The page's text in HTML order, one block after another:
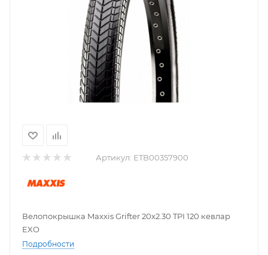
Артикул: ETB00357900
Велопокрышка Maxxis Grifter 20x2.30 TPI 120 кевлар
EXO
Подробности